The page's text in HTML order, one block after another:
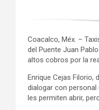
Coacalco, Méx. –
del Puente Juan
altos cobros por la
Enrique Cejas Filorio,
dialogar con
les permiten abrir,